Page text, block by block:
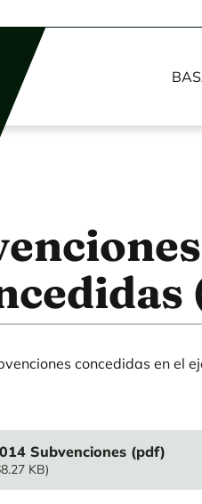
concedidas en el
Subvenciones (pdf)
KB)